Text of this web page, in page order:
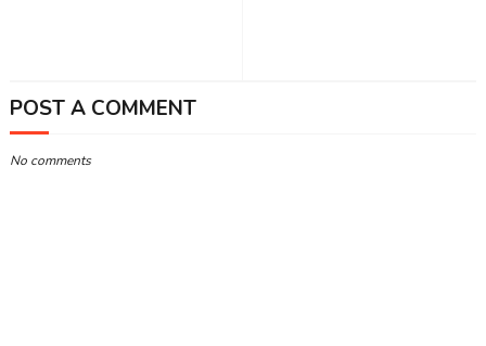
POST A COMMENT
No comments